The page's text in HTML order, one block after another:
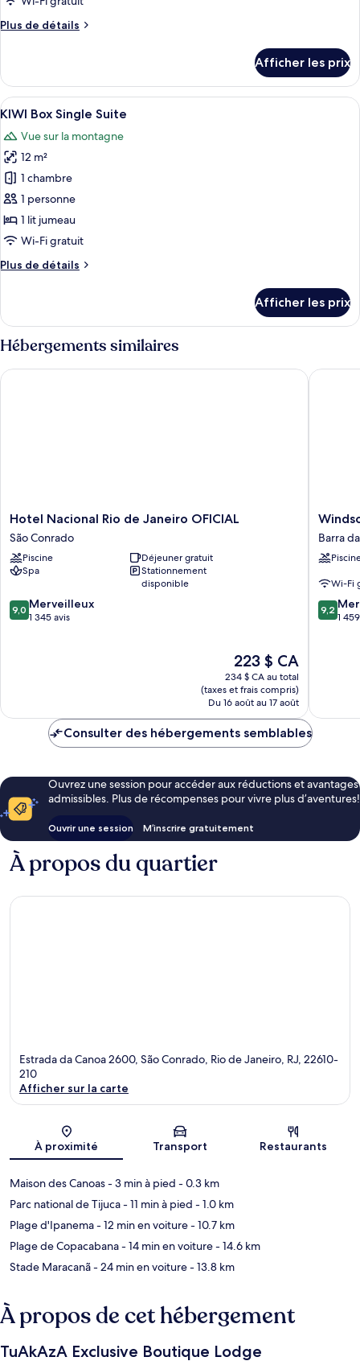
chambre :
AMORA
Plus de détails
Plus
AMORA
Romantic
Suite
Afficher les prix
Afficher
toutes
les
photos
pour
ce
type
de
chambre :
KIWI
Suite
Un lit simple recouvert d’une
7
KIWI Box Single Suite
Vue sur la montagne
12 m²
1 chambre
1 personne
1 lit jumeau
Wi-Fi gratuit
Plus de détails
Plus
KIWI
Box
Single
Afficher les prix
Hébergements similaires
Hotel
Nacional
Rio
de
Janeiro
São
Conrado
Hotel Nacional Rio de Janeiro OFICIAL
São Conrado
Piscine
Déjeuner gratuit
Spa
Stationnement
disponible
9.0
sur
9,0 Merveilleux
1 345 avis
Le
prix
est
de
223 $ CA
223 $ CA
234 $ CA au total
(taxes et frais compris)
Du 16 août au 17 août
Hotel Nacional Rio de Janeiro OFICIAL
Windsor
Barra
da
(quartier
de
Rio
Barra
Wi-Fi
9.2
sur
9,2
1
Consulter des hébergements semblables
Ouvrez une session pour accéder aux réductions et avantages
admissibles. Plus de récompenses pour vivre plus d’aventures!
Ouvrir une session M’inscrire gratuitement
À propos du quartier
Estrada da Canoa 2600, São Conrado, Rio de Janeiro, RJ, 22610-
210
Afficher sur la carte
À proximité Transport Restaurants
Maison des Canoas- 3 min à pied - 0.3 km
Parc national de Tijuca- 11 min à pied - 1.0 km
Plage d'Ipanema- 12 min en voiture- 10.7 km
Plage de Copacabana- 14 min en voiture- 14.6 km
Stade Maracanã- 24 min en voiture- 13.8 km
À propos de cet hébergement
TuAkAzA Exclusive Boutique Lodge